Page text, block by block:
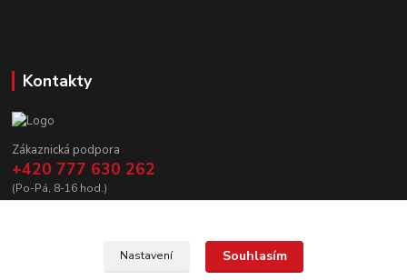
Kontakty
Zákaznická podpora
+420 777 630 262
(Po-Pá, 8-16 hod.)
Nastavení Souhlasím